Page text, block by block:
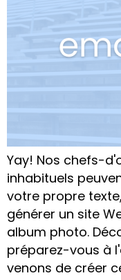
Yay! Nos chefs-
inhabituels
votre propre
générer un site
album photo.
préparez-vous à
venons de créer